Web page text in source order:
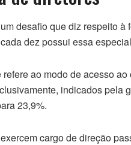
desafio que diz respeito
dez possui essa
ao modo de acesso
indicados pela
23,9%.
cargo de direção